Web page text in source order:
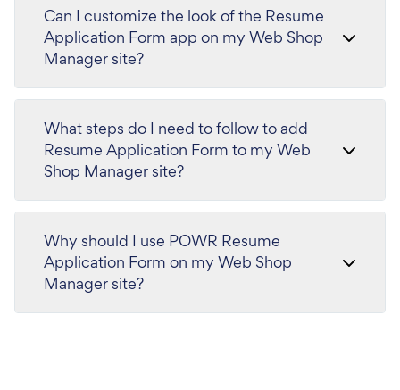
Can I customize the look of the Resume
Application Form app on my Web Shop
Manager site?
What steps do I need to follow to add
Resume Application Form to my Web
Shop Manager site?
Why should I use POWR Resume
Application Form on my Web Shop
Manager site?